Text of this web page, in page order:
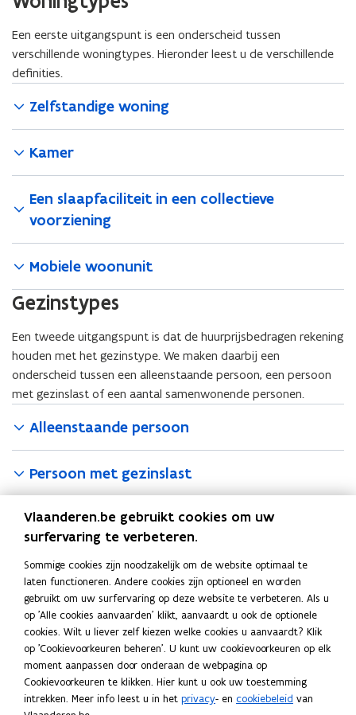
Een eerste uitgangspunt is een onderscheid tussen
verschillende woningtypes. Hieronder leest u de verschillende
definities.
Zelfstandige woning
Kamer
Een slaapfaciliteit in een collectieve
voorziening
Mobiele woonunit
Gezinstypes
Een tweede uitgangspunt is dat de huurprijsbedragen rekening
houden met het gezinstype. We maken daarbij een
onderscheid tussen een alleenstaande persoon, een persoon
met gezinslast of een aantal samenwonende personen.
Alleenstaande persoon
Persoon met gezinslast
Samenwonende persoon
Bedragen
Zelfstandige woning of kamer
Slaapfaciliteit in een collectieve voorziening
U kan gemakkelijk een maandelijkse vergoeding voor de
opvang voor tijdelijk ontheemden bepalen doorin deze tool
(
Vlaanderen.be gebruikt cookies om uw
surfervaring te verbeteren.
Sommige cookies zijn noodzakelijk om de website optimaal te
laten functioneren. Andere cookies zijn optioneel en worden
gebruikt om uw surfervaring op deze website te verbeteren. Als u
op 'Alle cookies aanvaarden' klikt, aanvaardt u ook de optionele
cookies. Wilt u liever zelf kiezen welke cookies u aanvaardt? Klik
op 'Cookievoorkeuren beheren'. U kunt uw cookievoorkeuren op elk
moment aanpassen door onderaan de webpagina op
Cookievoorkeuren te klikken. Hier kunt u ook uw toestemming
intrekken. Meer info leest u in het privacy- en cookiebeleid van